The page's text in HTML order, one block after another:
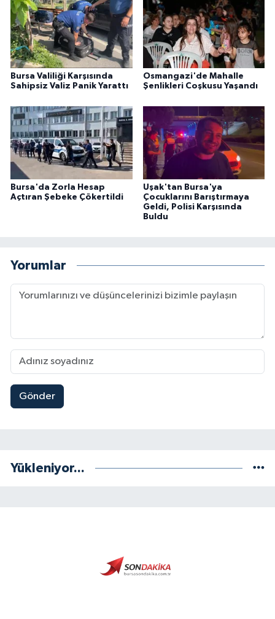
Bursa Valiliği Karşısında
Sahipsiz Valiz Panik Yarattı
Osmangazi'de Mahalle
Şenlikleri Coşkusu Yaşandı
Bursa'da Zorla Hesap
Açtıran Şebeke Çökertildi
Uşak'tan Bursa'ya
Çocuklarını Barıştırmaya
Geldi, Polisi Karşısında
Buldu
Yorumlar
Gönder
Yükleniyor...